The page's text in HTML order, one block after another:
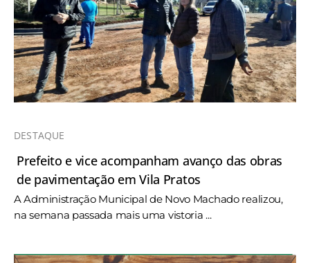
DESTAQUE
Prefeito e vice acompanham avanço das obras
de pavimentação em Vila Pratos
A Administração Municipal de Novo Machado realizou,
na semana passada mais uma vistoria ...